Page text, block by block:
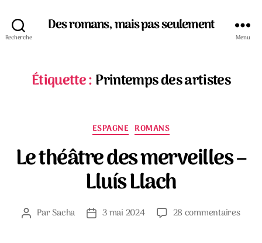
Recherche
Des romans, mais pas seulement
Menu
Étiquette :Printemps des artistes
Catégories
ESPAGNE ROMANS
Le théâtre des merveilles –
Lluís Llach
Auteur
ParSacha
Date3 mai 2024 28 commentairessur